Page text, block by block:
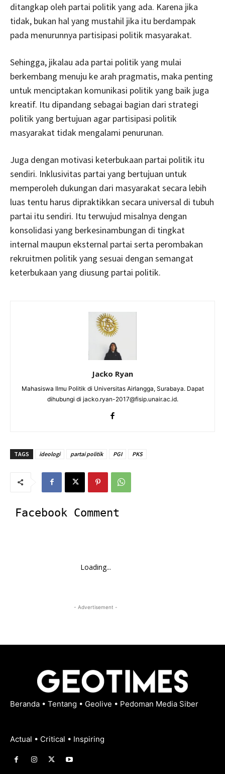
ditangkap oleh partai politik yang ada. Karena jika
tidak, bukan hal yang mustahil jika itu berdampak
pada menurunnya partisipasi politik masyarakat.
Sehingga, jikalau ada partai politik yang mulai
berkembang menuju ke arah pragmatis, maka penting
untuk menciptakan komunikasi politik yang baik juga
kreatif. Itu dipandang sebagai bagian dari strategi
politik yang bertujuan agar partisipasi politik
masyarakat tidak mengalami penurunan.
Juga dengan motivasi keterbukaan partai politik itu
sendiri. Inklusivitas partai yang bertujuan untuk
memperoleh dukungan dari masyarakat secara lebih
luas tentu harus dipraktikkan secara universal di tubuh
partai itu sendiri. Itu terwujud misalnya dengan
konsolidasi yang berkesinambungan di tingkat
internal maupun eksternal partai serta perombakan
rekruitmen politik yang sesuai dengan semangat
keterbukaan yang diusung partai politik.
Jacko Ryan
Mahasiswa Ilmu Politik di Universitas Airlangga, Surabaya. Dapat
dihubungi di jacko.ryan-2017@fisip.unair.ac.id.
TAGS ideologi partai politik PGI PKS
Facebook Comment
Loading...
- Advertisement -
Beranda • Tentang • Geolive • Pedoman Media Siber
Actual • Critical • Inspiring